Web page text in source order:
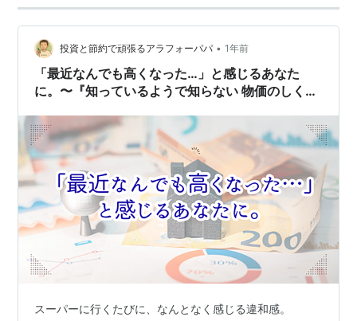
投資と節約で頑張るアラフォーパパ • 1年前
「最近なんでも高くなった…」と感じるあなた
に。〜『知っているようで知らない 物価のしく
スーパーに行くたびに、なんとなく感じる違和感。